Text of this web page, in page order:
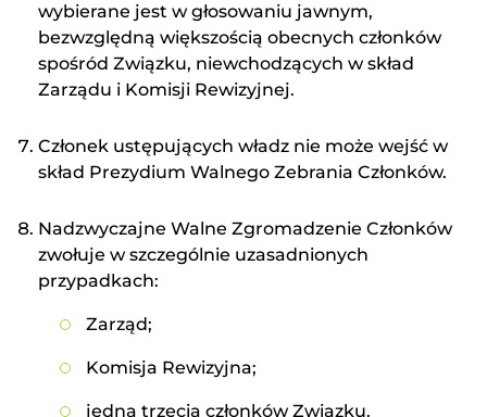
wybierane jest w głosowaniu jawnym,
bezwzględną większością obecnych członków
spośród Związku, niewchodzących w skład
Zarządu i Komisji Rewizyjnej.
Członek ustępujących władz nie może wejść w
skład Prezydium Walnego Zebrania Członków.
Nadzwyczajne Walne Zgromadzenie Członków
zwołuje w szczególnie uzasadnionych
przypadkach:
Zarząd;
Komisja Rewizyjna;
jedna trzecia członków Związku.